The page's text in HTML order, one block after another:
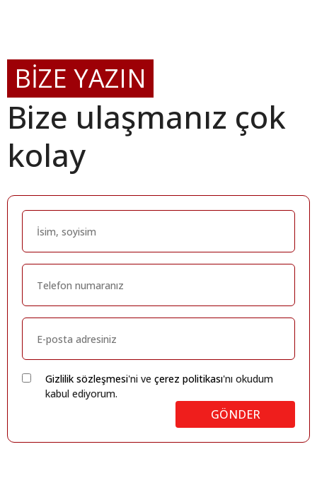
BİZE YAZIN
Bize ulaşmanız çok
kolay
Gizlilik sözleşmesi'ni ve çerez politikası'nı okudum
kabul ediyorum.
GÖNDER